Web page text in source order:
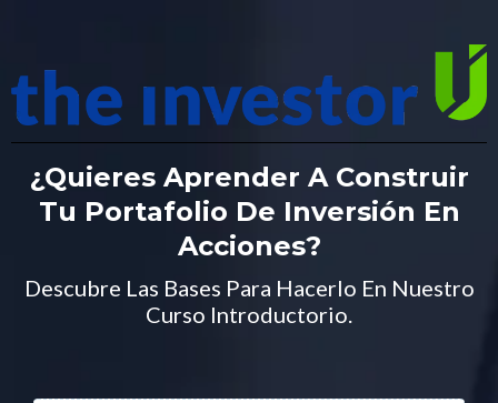
¿Quieres Aprender A Construir
Tu Portafolio De Inversión En
Acciones?
Descubre Las Bases Para Hacerlo En Nuestro
Curso Introductorio.